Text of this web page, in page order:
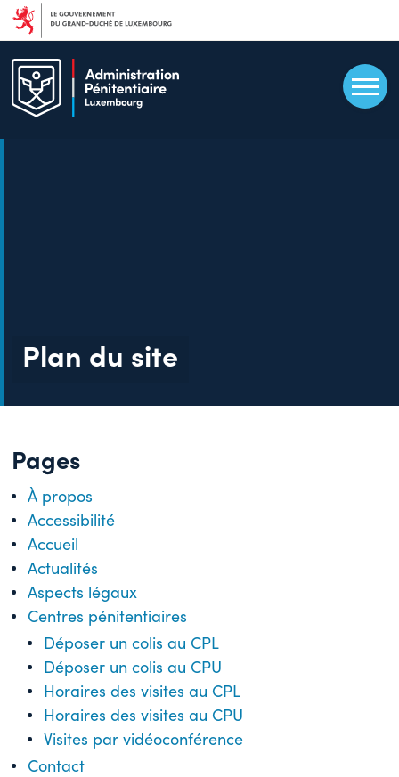
Plan du site
Pages
À propos
Accessibilité
Accueil
Actualités
Aspects légaux
Centres pénitentiaires
Déposer un colis au CPL
Déposer un colis au CPU
Horaires des visites au CPL
Horaires des visites au CPU
Visites par vidéoconférence
Contact